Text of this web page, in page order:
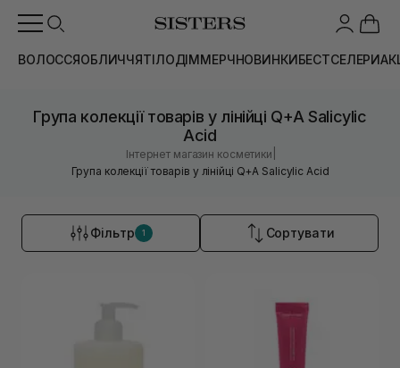
ВОЛОССЯОБЛИЧЧЯТІЛОДІММЕРЧНОВИНКИБЕСТСЕЛЕРИ
Група колекції товарів у лінійці Q+A Salicylic
Acid
Інтернет магазин косметики
Група колекції товарів у лінійці Q+A Salicylic Acid
Фільтр 1 Сортувати